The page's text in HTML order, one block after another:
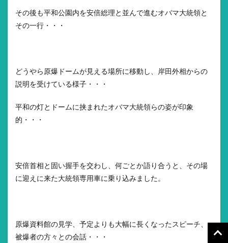
その後も平和公園内を安倍総理と並んで進むオバマ大統領と
その一行・・・
どうやら原爆ドームが見える場所に移動し、岸田外相からの
説明を受けている様子・・・
平和の灯とドームに挟まれたオバマ大統領らの姿が印象
的・・・
安倍首相と固い握手を交わし、何ごとか語り合うと、その場
に迎えに来た大統領専用車に乗り込みました。
原爆資料館の見学、予定よりも大幅に長くなったスピーチ、
被爆者の方々との会話・・・